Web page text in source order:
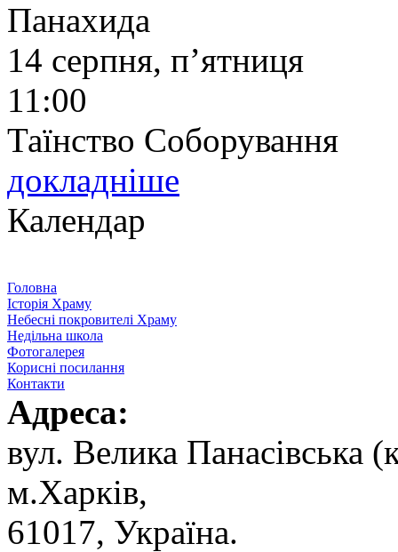
Панахида
14 серпня, п’ятниця
11:00
Таїнство Соборування
докладніше
Календар
Головна
Історія Храму
Небесні покровителі Храму
Недільна школа
Фотогалерея
Корисні посилання
Контакти
Адреса:
вул. ‬Велика Панасівська
‬м.Харків,
‬61017, ‬Україна.‎